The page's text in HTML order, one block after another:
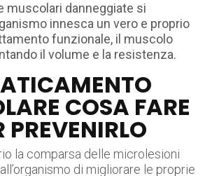
muscolari danneggiate si
innesca un vero e proprio
funzionale, il muscolo
il volume e la resistenza.
COSA FARE
PREVENIRLO
la comparsa delle microlesioni
di migliorare le proprie